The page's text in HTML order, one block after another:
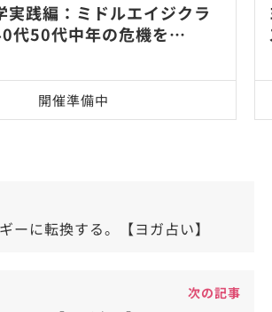
実践編：ミドルエイジクラ
代50代中年の危機を…
開催準備中
ーに転換する。【ヨガ占い】
次の記事